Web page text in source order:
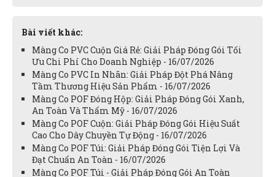
Bài viết khác:
Màng Co PVC Cuộn Giá Rẻ: Giải Pháp Đóng Gói Tối
Ưu Chi Phí Cho Doanh Nghiệp - 16/07/2026
Màng Co PVC In Nhãn: Giải Pháp Đột Phá Nâng
Tầm Thương Hiệu Sản Phẩm - 16/07/2026
Màng Co POF Đóng Hộp: Giải Pháp Đóng Gói Xanh,
An Toàn Và Thẩm Mỹ - 16/07/2026
Màng Co POF Cuộn: Giải Pháp Đóng Gói Hiệu Suất
Cao Cho Dây Chuyền Tự Động - 16/07/2026
Màng Co POF Túi: Giải Pháp Đóng Gói Tiện Lợi Và
Đạt Chuẩn An Toàn - 16/07/2026
Màng Co POF Túi - Giải Pháp Đóng Gói An Toàn